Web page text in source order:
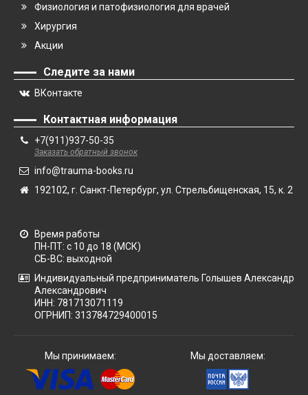
Физиология и патофизиология для врачей
Хирургия
Акции
Следите за нами
ВКонтакте
Контактная информация
+7(911)937-50-35
Заказать обратный звонок
info@trauma-books.ru
192102, г. Санкт-Петербург, ул. Стрельбищенская, 15, к. 2
Время работы
ПН-ПТ: с 10 до 18 (МСК)
СБ-ВС: выходной
Индивидуальный предприниматель Голышев Александр
Александрович
ИНН: 781713071119
ОГРНИП: 313784729400015
Мы принимаем: Мы доставляем: